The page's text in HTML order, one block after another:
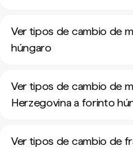
Ver tipos de cambio de
húngaro
Ver tipos de cambio de
Herzegovina a forinto
Ver tipos de cambio de